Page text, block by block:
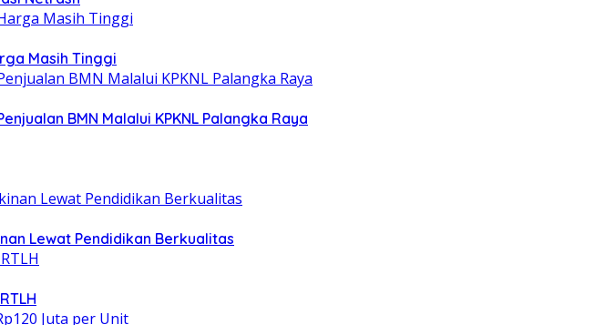
Masih Tinggi
BMN Malalui KPKNL Palangka Raya
Lewat Pendidikan Berkualitas